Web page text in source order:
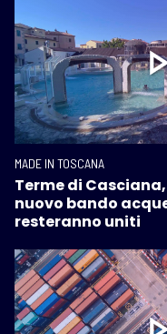
MADE IN TOSCANA
Terme di
nuovo bando
resteranno uniti